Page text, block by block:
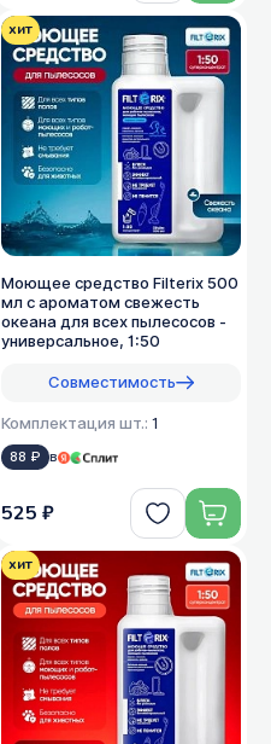
Моющее средство Filterix 500
мл с ароматом свежесть
океана для всех пылеcосов -
универсальное, 1:50
Совместимость
Комплектация шт.: 1
88 ₽ в
хит
525 ₽
хит